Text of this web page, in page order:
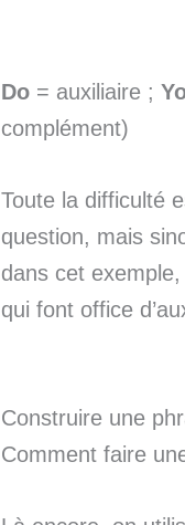
Do = auxiliaire ;
complément)
Toute la difficulté
question, mais
dans cet
qui font office
Construire une
Comment faire